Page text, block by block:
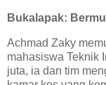
Bukalapak:
Achmad Zaky
mahasiswa Teknik
juta, ia dan tim